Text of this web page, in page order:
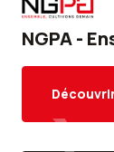
NGPA -